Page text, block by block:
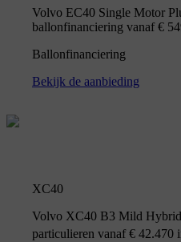
Volvo EC40 Single Motor
ballonfinanciering vanaf €
Ballonfinanciering
Bekijk de aanbieding
XC40
Volvo XC40 B3 Mild
particulieren vanaf € 42.470